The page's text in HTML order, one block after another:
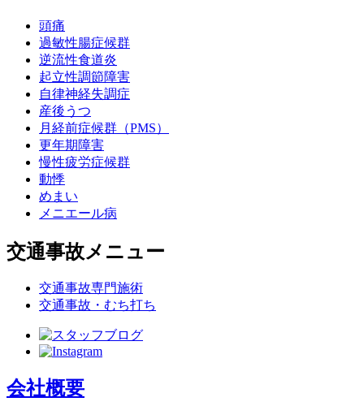
頭痛
過敏性腸症候群
逆流性食道炎
起立性調節障害
自律神経失調症
産後うつ
月経前症候群（PMS）
更年期障害
慢性疲労症候群
動悸
めまい
メニエール病
交通事故メニュー
交通事故専門施術
交通事故・むち打ち
会社概要